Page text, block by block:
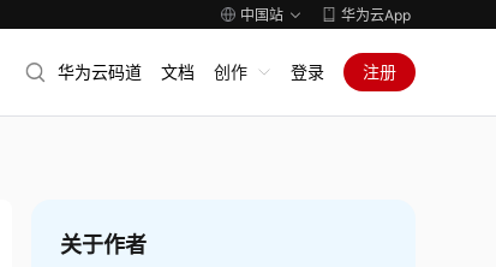
中国站 华为云App
华为云码道 文档 创作 登录 注册
关于作者